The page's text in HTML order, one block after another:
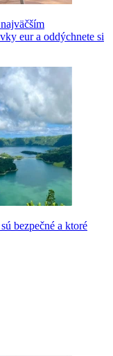
eur a oddýchnete si
bezpečné a ktoré